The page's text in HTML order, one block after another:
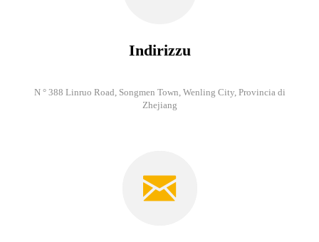
Indirizzu
N ° 388 Linruo Road, Songmen Town, Wenling City, Provincia di
Zhejiang